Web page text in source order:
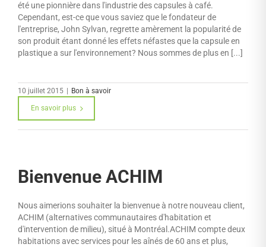
été une pionnière dans l'industrie des capsules à café.
Cependant, est-ce que vous saviez que le fondateur de
l'entreprise, John Sylvan, regrette amèrement la popularité de
son produit étant donné les effets néfastes que la capsule en
plastique a sur l'environnement? Nous sommes de plus en [...]
10 juillet 2015 Bon à savoir
En savoir plus
Bienvenue ACHIM
Nous aimerions souhaiter la bienvenue à notre nouveau client,
ACHIM (alternatives communautaires d'habitation et
d'intervention de milieu), situé à Montréal.ACHIM compte deux
habitations avec services pour les aînés de 60 ans et plus,